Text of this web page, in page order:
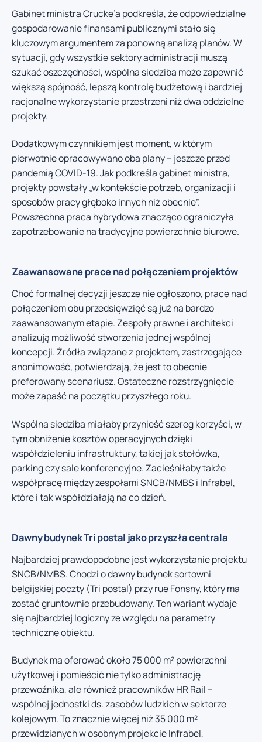
Gabinet ministra Crucke’a podkreśla, że odpowiedzialne
gospodarowanie finansami publicznymi stało się
kluczowym argumentem za ponowną analizą planów. W
sytuacji, gdy wszystkie sektory administracji muszą
szukać oszczędności, wspólna siedziba może zapewnić
większą spójność, lepszą kontrolę budżetową i bardziej
racjonalne wykorzystanie przestrzeni niż dwa oddzielne
projekty.
Dodatkowym czynnikiem jest moment, w którym
pierwotnie opracowywano oba plany – jeszcze przed
pandemią COVID-19. Jak podkreśla gabinet ministra,
projekty powstały „w kontekście potrzeb, organizacji i
sposobów pracy głęboko innych niż obecnie”.
Powszechna praca hybrydowa znacząco ograniczyła
zapotrzebowanie na tradycyjne powierzchnie biurowe.
Zaawansowane prace nad połączeniem projektów
Choć formalnej decyzji jeszcze nie ogłoszono, prace nad
połączeniem obu przedsięwzięć są już na bardzo
zaawansowanym etapie. Zespoły prawne i architekci
analizują możliwość stworzenia jednej wspólnej
koncepcji. Źródła związane z projektem, zastrzegające
anonimowość, potwierdzają, że jest to obecnie
preferowany scenariusz. Ostateczne rozstrzygnięcie
może zapaść na początku przyszłego roku.
Wspólna siedziba miałaby przynieść szereg korzyści, w
tym obniżenie kosztów operacyjnych dzięki
współdzieleniu infrastruktury, takiej jak stołówka,
parking czy sale konferencyjne. Zacieśniłaby także
współpracę między zespołami SNCB/NMBS i Infrabel,
które i tak współdziałają na co dzień.
Dawny budynek Tri postal jako przyszła centrala
Najbardziej prawdopodobne jest wykorzystanie projektu
SNCB/NMBS. Chodzi o dawny budynek sortowni
belgijskiej poczty (Tri postal) przy rue Fonsny, który ma
zostać gruntownie przebudowany. Ten wariant wydaje
się najbardziej logiczny ze względu na parametry
techniczne obiektu.
Budynek ma oferować około 75 000 m² powierzchni
użytkowej i pomieścić nie tylko administrację
przewoźnika, ale również pracowników HR Rail –
wspólnej jednostki ds. zasobów ludzkich w sektorze
kolejowym. To znacznie więcej niż 35 000 m²
przewidzianych w osobnym projekcie Infrabel,